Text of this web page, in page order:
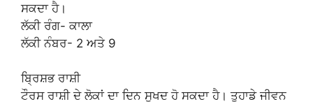
ਸਕਦਾ ਹੈ।
ਲੱਕੀ ਰੰਗ- ਕਾਲਾ
ਲੱਕੀ ਨੰਬਰ- 2 ਅਤੇ 9
ਬ੍ਰਿਸ਼ਭ ਰਾਸ਼ੀ
ਟੌਰਸ ਰਾਸ਼ੀ ਦੇ ਲੋਕਾਂ ਦਾ ਦਿਨ ਸੁਖਦ ਹੋ ਸਕਦਾ ਹੈ। ਤੁਹਾਡੇ ਜੀਵਨ